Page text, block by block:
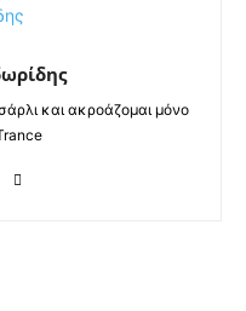
και ακροάζομαι μόνο